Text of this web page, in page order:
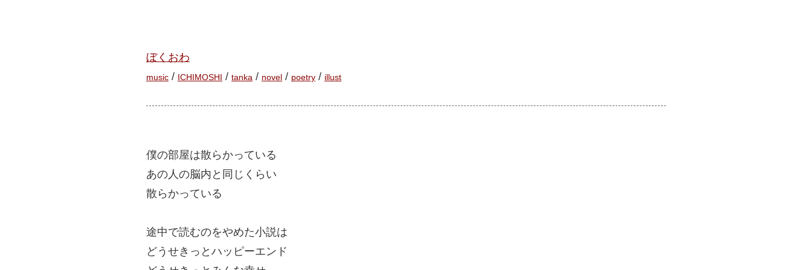
ぼくおわ
music / ICHIMOSHI / tanka / novel / poetry / illust
僕の部屋は散らかっている
あの人の脳内と同じくらい
散らかっている
途中で読むのをやめた小説は
どうせきっとハッピーエンド